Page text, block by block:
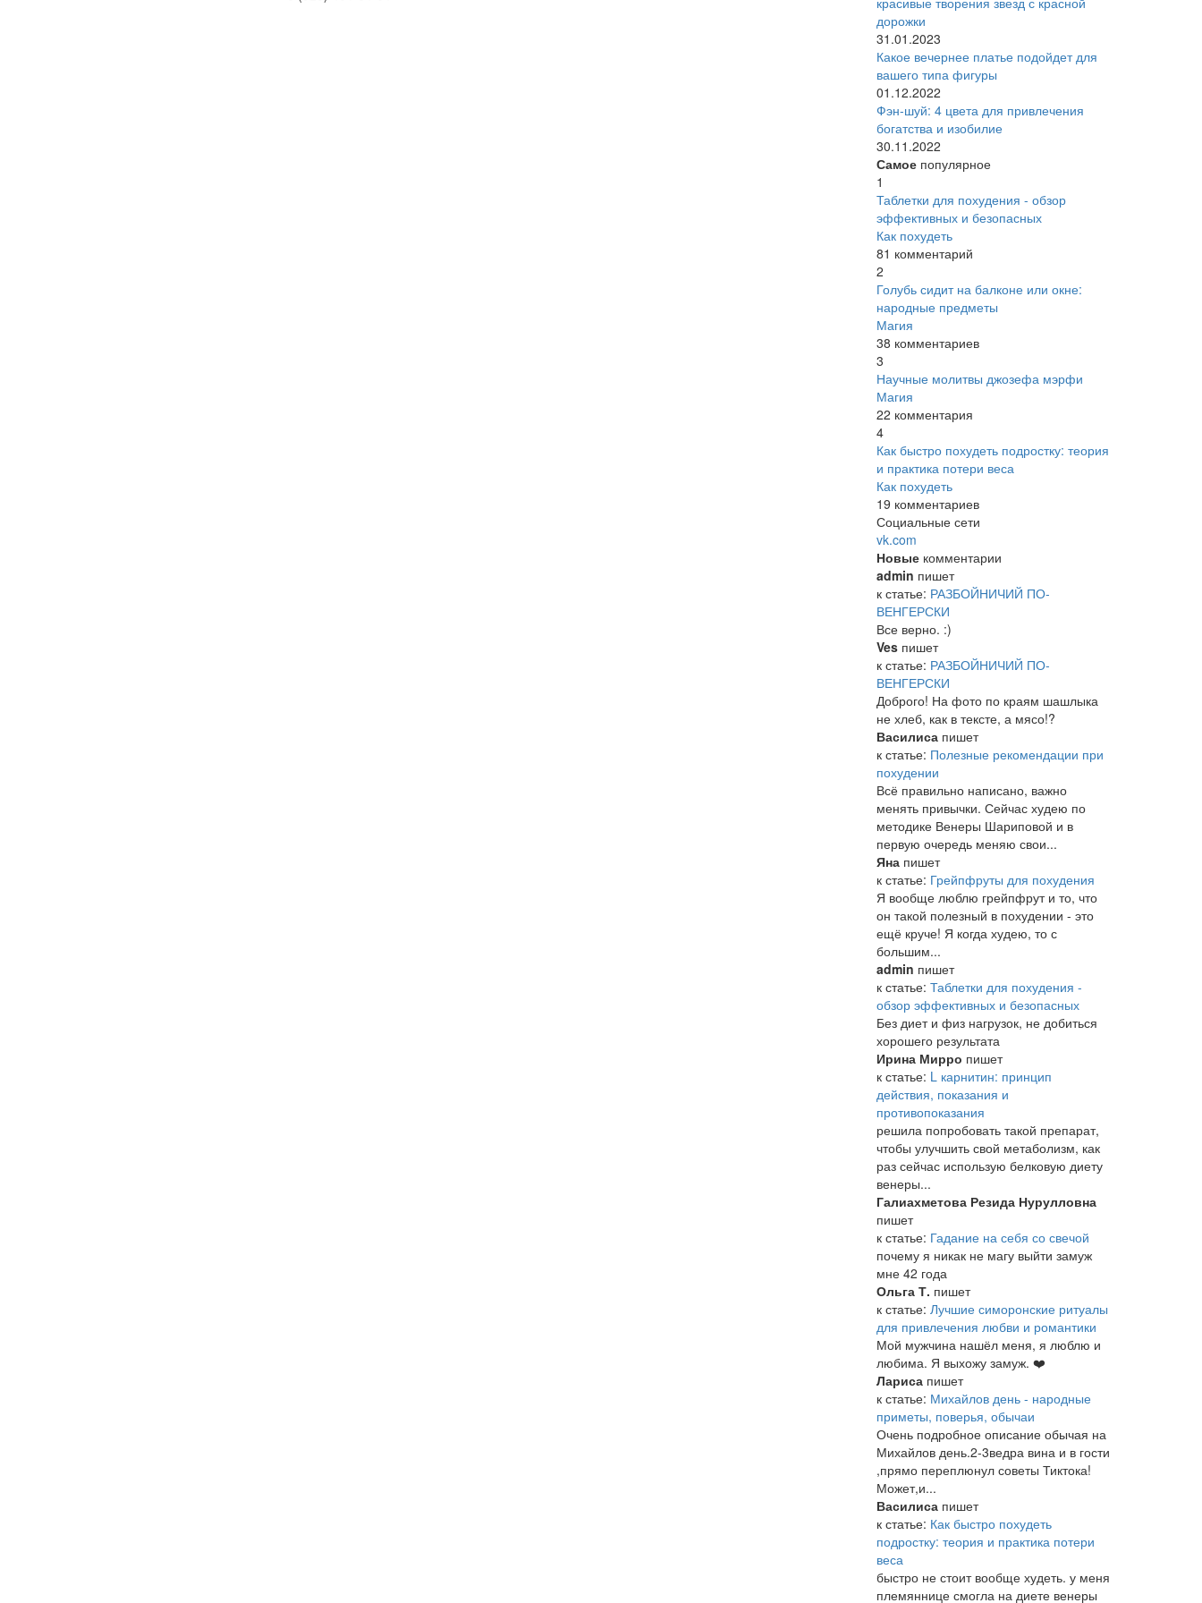
дорожки
31.01.2023
Какое вечернее платье подойдет для
вашего типа фигуры
01.12.2022
Фэн-шуй: 4 цвета для привлечения
богатства и изобилие
30.11.2022
Самоепопулярное
1
Таблетки для похудения - обзор
эффективных и безопасных
Как похудеть
81 комментарий
2
Голубь сидит на балконе или окне:
народные предметы
Магия
38 комментариев
3
Научные молитвы джозефа мэрфи
Магия
22 комментария
4
Как быстро похудеть подростку: теория
и практика потери веса
Как похудеть
19 комментариев
Социальные сети
vk.com
Новыекомментарии
admin пишет
к статье: РАЗБОЙНИЧИЙ ПО-
ВЕНГЕРСКИ
Все верно. :)
Vesпишет
к статье: РАЗБОЙНИЧИЙ ПО-
ВЕНГЕРСКИ
Доброго! На фото по краям шашлыка
не хлеб, как в тексте, а мясо!?
Василисапишет
к статье: Полезные рекомендации при
похудении
Всё правильно написано, важно
менять привычки. Сейчас худею по
методике Венеры Шариповой и в
первую очередь меняю свои...
Янапишет
к статье: Грейпфруты для похудения
Я вообще люблю грейпфрут и то, что
он такой полезный в похудении - это
ещё круче! Я когда худею, то с
большим...
admin пишет
к статье: Таблетки для похудения -
обзор эффективных и безопасных
Без диет и физ нагрузок, не добиться
хорошего результата
Ирина Мирро пишет
к статье: L карнитин: принцип
действия, показания и
противопоказания
решила попробовать такой препарат,
чтобы улучшить свой метаболизм, как
раз сейчас использую белковую диету
венеры...
Галиахметова Резида Нурулловна
пишет
к статье: Гадание на себя со свечой
почему я никак не магу выйти замуж
мне 42 года
Ольга Т. пишет
к статье: Лучшие симоронские ритуалы
для привлечения любви и романтики
Мой мужчина нашёл меня, я люблю и
любима. Я выхожу замуж. ❤️
Ларисапишет
к статье: Михайлов день - народные
приметы, поверья, обычаи
Очень подробное описание обычая на
Михайлов день.2-3ведра вина и в гости
,прямо переплюнул советы Тиктока!
Может,и...
Василисапишет
к статье: Как быстро похудеть
подростку: теория и практика потери
веса
быстро не стоит вообще худеть. у меня
племяннице смогла на диете венеры